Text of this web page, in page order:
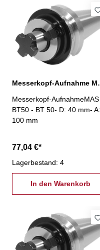
Messerkopf-AufnahmeMAS
BT50 - BT 50- D: 40 mm- A:
100 mm
77,04 €*
Lagerbestand: 4
In den Warenkorb